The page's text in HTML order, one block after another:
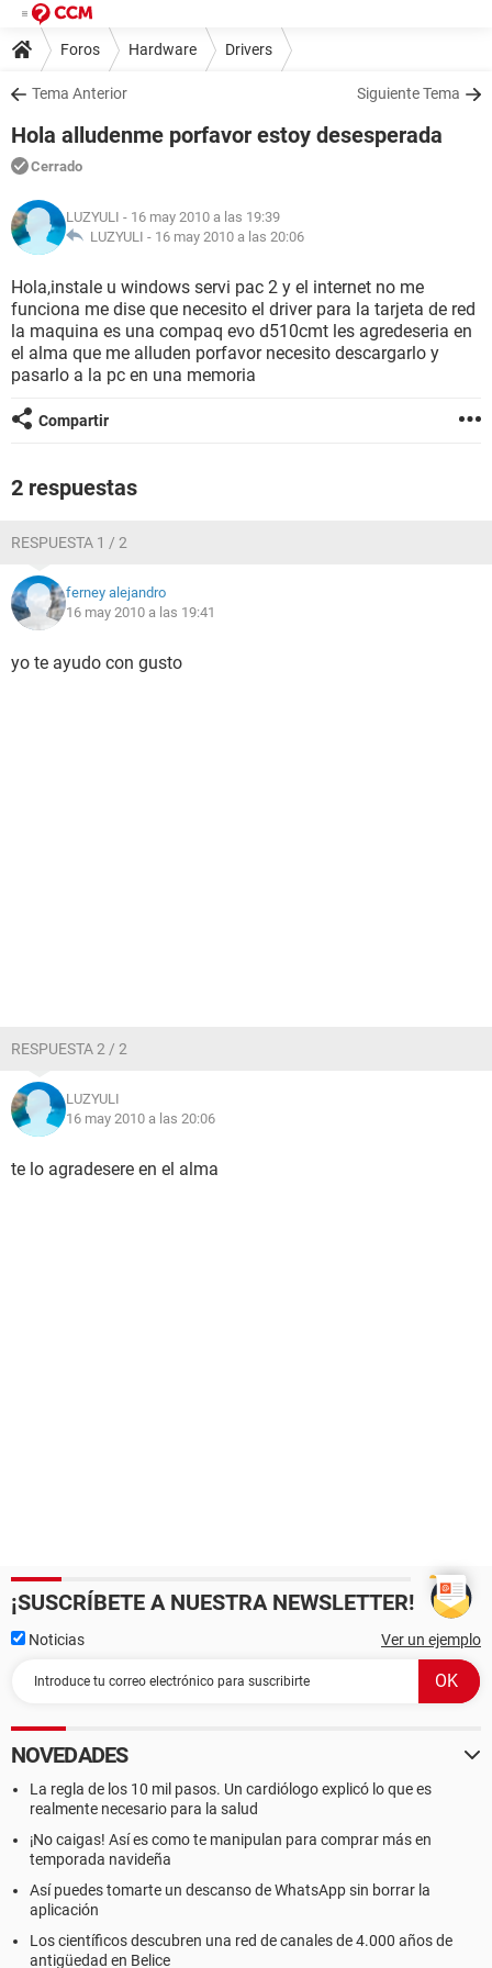
Foros Hardware Drivers
Tema Anterior Siguiente Tema
Hola alludenme porfavor estoy desesperada
Cerrado
LUZYULI - 16 may 2010 a las 19:39
LUZYULI - 16 may 2010 a las 20:06
Hola,instale u windows servi pac 2 y el internet no me
funciona me dise que necesito el driver para la tarjeta de red
la maquina es una compaq evo d510cmt les agredeseria en
el alma que me alluden porfavor necesito descargarlo y
pasarlo a la pc en una memoria
Compartir
2 respuestas
RESPUESTA 1 / 2
ferney alejandro
16 may 2010 a las 19:41
yo te ayudo con gusto
RESPUESTA 2 / 2
LUZYULI
16 may 2010 a las 20:06
te lo agradesere en el alma
¡SUSCRÍBETE A NUESTRA NEWSLETTER!
Noticias Ver un ejemplo
NOVEDADES
La regla de los 10 mil pasos. Un cardiólogo explicó lo que es
realmente necesario para la salud
¡No caigas! Así es como te manipulan para comprar más en
temporada navideña
Así puedes tomarte un descanso de WhatsApp sin borrar la
aplicación
Los científicos descubren una red de canales de 4.000 años de
antigüedad en Belice